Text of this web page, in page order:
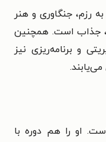
رزم، جنگاوری و هنر
جذاب است. همچنین
و برنامه‌ریزی نیز
می‌یابند.
است. او را هم دوره با